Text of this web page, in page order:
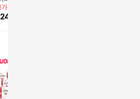
가276,000원
248,400